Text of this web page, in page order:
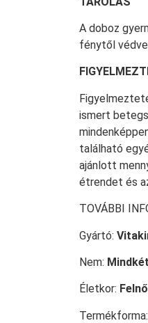
A doboz
fénytől
ismert
található
ajánlott
étrendet és
TOVÁBBI
Gyártó:
Nem:
Életkor:
Termékforma: